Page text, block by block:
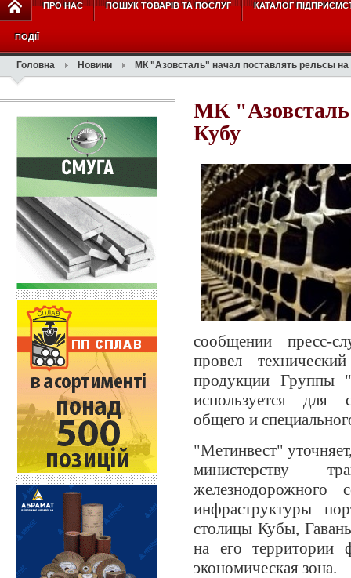
ПРО НАС ПОШУК ТОВАРІВ ТА ПОСЛУГ КАТАЛОГ
ПОДІЇ
Головна Новини МК "Азовсталь" начал поставлять рельсы на
МК
Кубу
сообщении пресс-
провел
продукции Группы
используется для
общего и
"Метинвест"
министерству
инфраструктуры
столицы Кубы,
на его территории
экономическая зона.